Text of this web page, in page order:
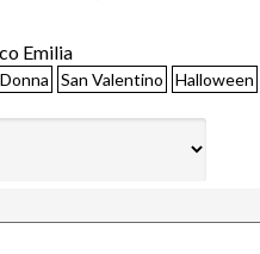
Emilia
San Valentino Halloween